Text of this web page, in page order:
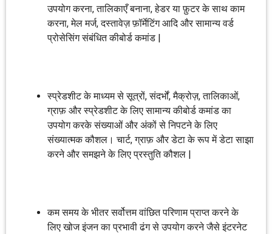
उपयोग करना, तालिकाएँ बनाना, हेडर या फ़ुटर के साथ काम
करना, मेल मर्ज, दस्तावेज़ फ़ॉर्मेटिंग आदि और सामान्य वर्ड
प्रोसेसिंग संबंधित कीबोर्ड कमांड |
स्प्रेडशीट के माध्यम से सूत्रों, संदर्भों, मैक्रोज़, तालिकाओं,
ग्राफ़ और स्प्रेडशीट के लिए सामान्य कीबोर्ड कमांड का
उपयोग करके संख्याओं और अंकों से निपटने के लिए
संख्यात्मक कौशल। चार्ट, ग्राफ़ और डेटा के रूप में डेटा साझा
करने और समझने के लिए प्रस्तुति कौशल |
कम समय के भीतर सर्वोत्तम वांछित परिणाम प्राप्त करने के
लिए खोज इंजन का प्रभावी ढंग से उपयोग करने जैसे इंटरनेट